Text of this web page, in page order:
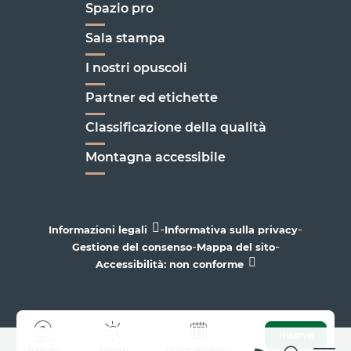
Spazio pro
Sala stampa
I nostri opuscoli
Partner ed etichette
Classificazione della qualità
Montagna accessibile
Informazioni legali -Informativa sulla privacy-
Gestione del consenso-Mappa del sito-
Accessibilità: non conforme